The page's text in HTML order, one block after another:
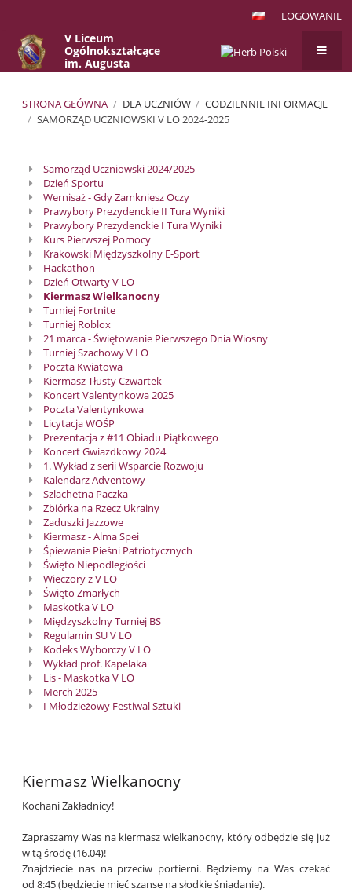
LOGOWANIE
V Liceum
Ogólnokształcące
im. Augusta
Witkowskiego
STRONA GŁÓWNA / DLA UCZNIÓW / CODZIENNIE INFORMACJE
/ SAMORZĄD UCZNIOWSKI V LO 2024-2025
Uczniowski
LO
2024-
2025
Samorząd Uczniowski 2024/2025
Dzień Sportu
Wernisaż - Gdy Zamkniesz Oczy
Prawybory Prezydenckie II Tura Wyniki
Prawybory Prezydenckie I Tura Wyniki
Kurs Pierwszej Pomocy
Krakowski Międzyszkolny E-Sport
Hackathon
Dzień Otwarty V LO
Kiermasz Wielkanocny
Turniej Fortnite
Turniej Roblox
21 marca - Świętowanie Pierwszego Dnia Wiosny
Turniej Szachowy V LO
Poczta Kwiatowa
Kiermasz Tłusty Czwartek
Koncert Valentynkowa 2025
Poczta Valentynkowa
Licytacja WOŚP
Prezentacja z #11 Obiadu Piątkowego
Koncert Gwiazdkowy 2024
1. Wykład z serii Wsparcie Rozwoju
Kalendarz Adventowy
Szlachetna Paczka
Zbiórka na Rzecz Ukrainy
Zaduszki Jazzowe
Kiermasz - Alma Spei
Śpiewanie Pieśni Patriotycznych
Święto Niepodległości
Wieczory z V LO
Święto Zmarłych
Maskotka V LO
Międzyszkolny Turniej BS
Regulamin SU V LO
Kodeks Wyborczy V LO
Wykład prof. Kapelaka
Lis - Maskotka V LO
Merch 2025
I Młodzieżowy Festiwal Sztuki
Kiermasz Wielkanocny
Kochani Zakładnicy!
Zapraszamy Was na kiermasz wielkanocny, który odbędzie się już
w tą środę (16.04)!
Znajdziecie nas na przeciw portierni. Będziemy na Was czekać
od 8:45 (będziecie mieć szanse na słodkie śniadanie).